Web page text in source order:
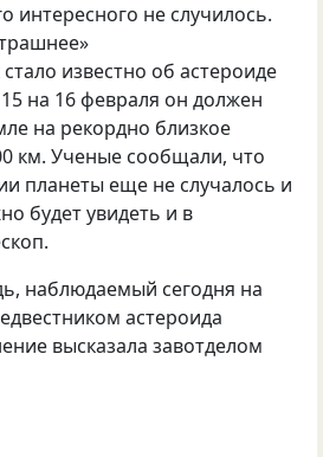
интересного не случилось.
известно об астероиде
на 16 февраля он должен
на рекордно близкое
км. Ученые сообщали, что
планеты еще не случалось и
будет увидеть и в
наблюдаемый сегодня на
астероида
высказала завотделом